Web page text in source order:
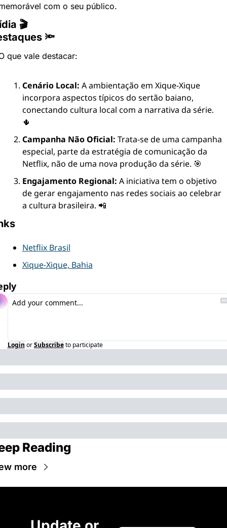
com o seu público.
🎬
🔦
que vale destacar:
Cenário Local: A ambientação em Xique-Xique
incorpora aspectos típicos do sertão baiano,
conectando cultura local com a narrativa da série.
🌵
Campanha Não Oficial: Trata-se de uma campanha
especial, parte da estratégia de comunicação da
Netflix, não de uma nova produção da série. 🎯
Engajamento Regional: A iniciativa tem o objetivo
de gerar engajamento nas redes sociais ao celebrar
a cultura brasileira. 📲
Netflix Brasil
Xique-Xique, Bahia
Login or Subscribe to participate
Reading
more